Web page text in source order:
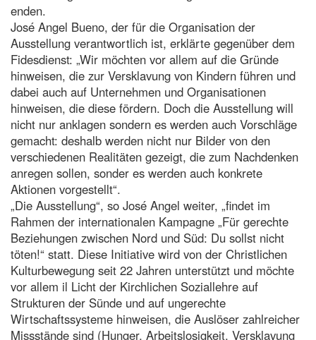
enden.
José Angel Bueno, der für die Organisation der
Ausstellung verantwortlich ist, erklärte gegenüber dem
Fidesdienst: „Wir möchten vor allem auf die Gründe
hinweisen, die zur Versklavung von Kindern führen und
dabei auch auf Unternehmen und Organisationen
hinweisen, die diese fördern. Doch die Ausstellung will
nicht nur anklagen sondern es werden auch Vorschläge
gemacht: deshalb werden nicht nur Bilder von den
verschiedenen Realitäten gezeigt, die zum Nachdenken
anregen sollen, sonder es werden auch konkrete
Aktionen vorgestellt“.
„Die Ausstellung“, so José Angel weiter, „findet im
Rahmen der internationalen Kampagne „Für gerechte
Beziehungen zwischen Nord und Süd: Du sollst nicht
töten!“ statt. Diese Initiative wird von der Christlichen
Kulturbewegung seit 22 Jahren unterstützt und möchte
vor allem il Licht der Kirchlichen Soziallehre auf
Strukturen der Sünde und auf ungerechte
Wirtschaftssysteme hinweisen, die Auslöser zahlreicher
Missstände sind (Hunger, Arbeitslosigkeit, Versklavung